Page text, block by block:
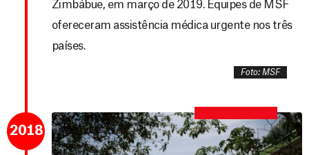
Zimbábue, em março de 2019. Equipes de MSF
ofereceram assistência médica urgente nos três
países.
Foto: MSF
2018